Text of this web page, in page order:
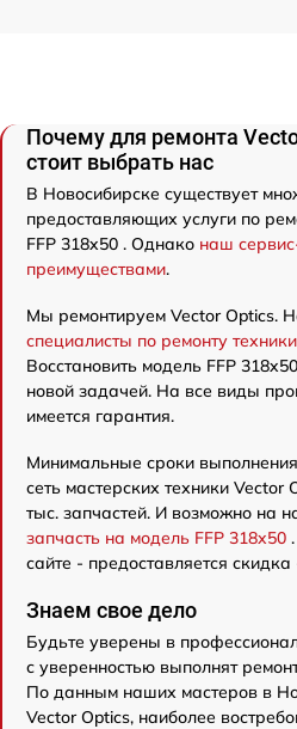
Почему для ремонта
стоит выбрать нас
В Новосибирске существует
предоставляющих услуги по
FFP 318x50 . Однако наш
преимуществами.
Мы ремонтируем Vector Optics.
специалисты по ремонту
Восстановить модель FFP
новой задачей. На все виды
имеется гарантия.
Минимальные сроки
сеть мастерских техники
тыс. запчастей. И возможно на
запчасть на модель FFP 318x50
сайте - предоставляется скидка
Знаем свое дело
Будьте уверены в
с уверенностью выполнят
По данным наших мастеров в
Vector Optics, наиболее